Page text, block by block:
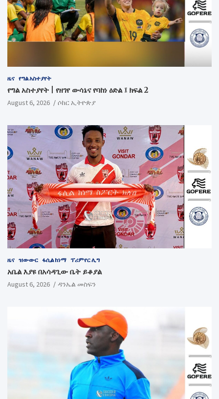
ዜና የግል አስተያየት
የግል አስተያየት | የዘገየ ውሳኔና የባከነ ዕድል ፤ ክፍል 2
August 6, 2026 ሶከር ኢትዮጵያ
ዜና ዝውውር ፋሲል ከነማ ፕሪምየር ሊግ
አቤል እያዩ በአሳዳጊው ቤት ይቆያል
August 6, 2026 ዳንኤል መስፍን